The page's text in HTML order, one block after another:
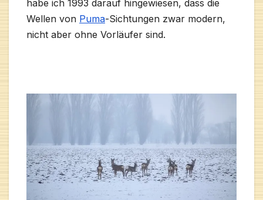
habe ich 1993 darauf hingewiesen, dass die
Wellen von Puma-Sichtungen zwar modern,
nicht aber ohne Vorläufer sind.